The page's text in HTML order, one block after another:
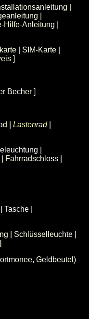
|
|
Anleitung |
| SIM-Karte |
]
Becher ]
| Lastenrad|
Fahrradschloss |
Tasche
| Schlüsselleuchte |
Geldbeutel)